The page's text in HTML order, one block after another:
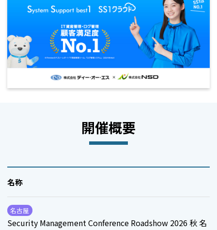
開催概要
名称
名古屋
Security Management Conference Roadshow 2026 秋 名